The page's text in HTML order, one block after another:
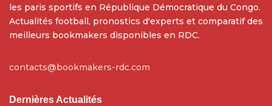
les paris sportifs en République Démocratique du Congo.
Actualités football, pronostics d'experts et comparatif des
meilleurs bookmakers disponibles en RDC.
contacts@bookmakers-rdc.com
Dernières Actualités